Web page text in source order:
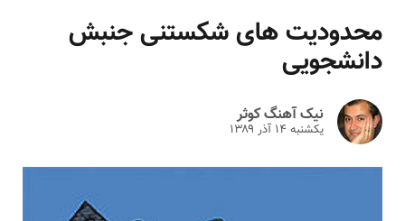
محدودیت های شکستنی جنبش
دانشجویی
نیک آهنگ کوثر
یکشنبه ۱۴ آذر ۱۳۸۹